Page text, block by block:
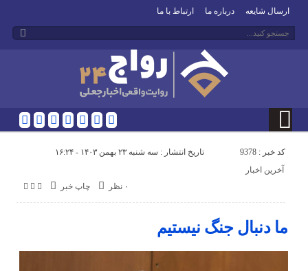
ارسال شایعه درباره ما ارتباط با ما
کد خبر : 9378 تاریخ انتشار : سه شنبه ۲۳ بهمن ۱۴۰۳ - ۱۶:۲۴
چاپ خبر ۰ نظر
آخرین اخبار
ما دنبال جنگ نیستیم